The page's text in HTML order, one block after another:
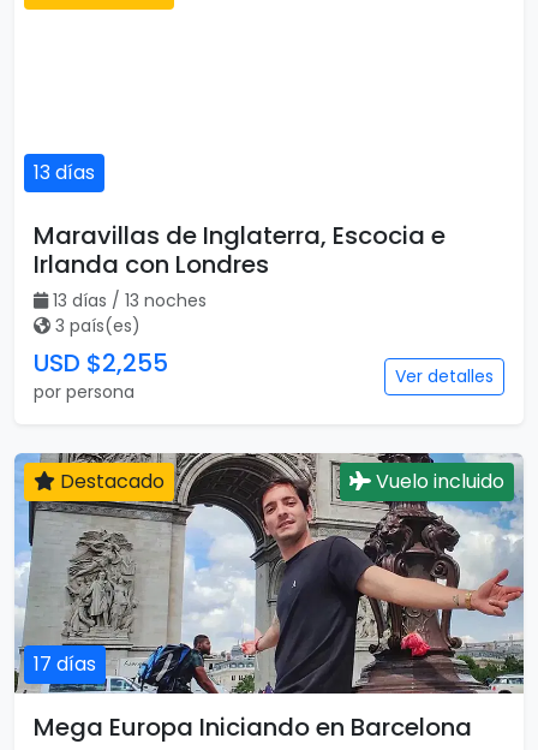
13 días
Maravillas de Inglaterra, Escocia e
Irlanda con Londres
13 días / 13 noches
3 país(es)
USD $2,255
por persona
Ver detalles
17 días
Destacado Vuelo incluido
Mega Europa Iniciando en Barcelona